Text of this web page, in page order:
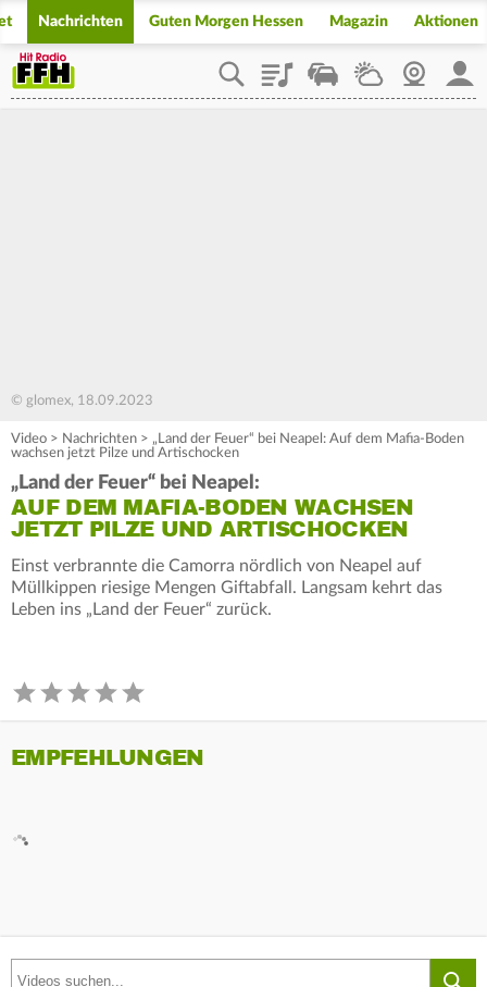
Nachrichten Guten Morgen Hessen Magazin Aktionen
PlaylistStaupilotWetterWebcam
© glomex, 18.09.2023
Video > Nachrichten > „Land der Feuer“ bei Neapel: Auf dem Mafia-Boden
wachsen jetzt Pilze und Artischocken
„Land der Feuer“ bei Neapel:
AUF DEM MAFIA-BODEN WACHSEN
JETZT PILZE UND ARTISCHOCKEN
Einst verbrannte die Camorra nördlich von Neapel auf
Müllkippen riesige Mengen Giftabfall. Langsam kehrt das
Leben ins „Land der Feuer“ zurück.
EMPFEHLUNGEN